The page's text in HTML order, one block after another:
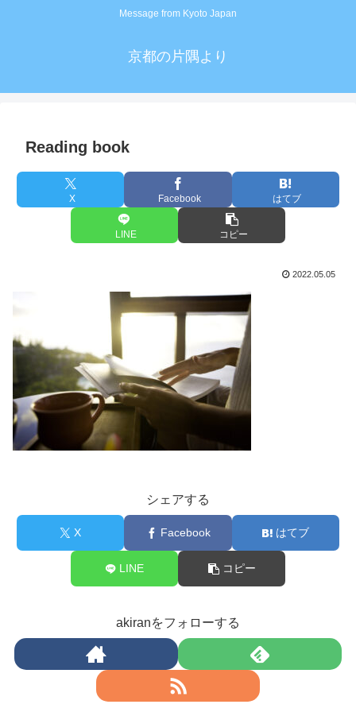
Message from Kyoto Japan
京都の片隅より
Reading book
X Facebook はてブ
LINE コピー
2022.05.05
シェアする
X Facebook はてブ
LINE コピー
akiranをフォローする